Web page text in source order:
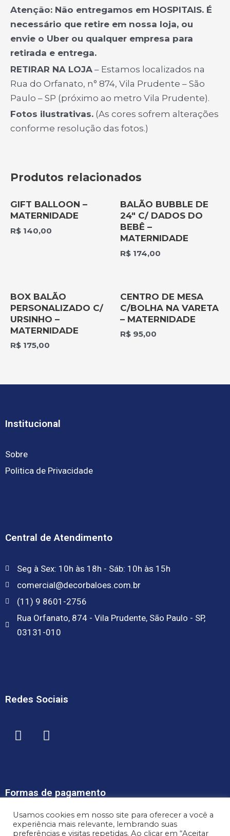
Atenção: Não entregamos em HOSPITAIS. É
necessário que retire em nossa loja, ou
envie o Uber ou qualquer empresa para
retirada e entrega.
RETIRAR NA LOJA – Estamos localizados na
Rua do Orfanato, n° 874, Vila Prudente – São
Paulo – SP (próximo ao metro Vila Prudente).
Fotos ilustrativas. (As cores sofrem alterações
conforme resolução das fotos.)
Produtos relacionados
GIFT BALLOON –
MATERNIDADE
R$ 140,00
BALÃO BUBBLE DE
24″ C/ DADOS DO
BEBÊ –
MATERNIDADE
R$ 174,00
BOX BALÃO
PERSONALIZADO C/
URSINHO –
MATERNIDADE
R$ 175,00
CENTRO DE MESA
C/BOLHA NA VARETA
– MATERNIDADE
R$ 95,00
Institucional
Sobre
Politica de Privacidade
Central de Atendimento
Seg à Sex: 10h às 18h - Sáb: 10h às 15h
comercial@decorbaloes.com.br
(11) 9 8601-2756
Rua Orfanato, 874 - Vila Prudente, São Paulo - SP,
03131-010
Redes Sociais
Formas de pagamento
Usamos cookies em nosso site para oferecer a você a
experiência mais relevante, lembrando suas
preferências e visitas repetidas. Ao clicar em “Aceitar